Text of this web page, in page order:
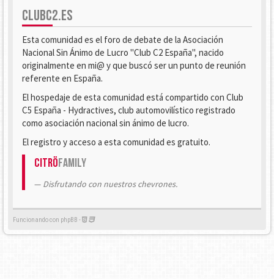
CLUBC2.ES
Esta comunidad es el foro de debate de la Asociación
Nacional Sin Ánimo de Lucro "Club C2 España", nacido
originalmente en mi@ y que buscó ser un punto de reunión
referente en España.
El hospedaje de esta comunidad está compartido con Club
C5 España - Hydractives, club automovilístico registrado
como asociación nacional sin ánimo de lucro.
El registro y acceso a esta comunidad es gratuito.
CitröFamily
Disfrutando con nuestros chevrones.
Funcionando con phpBB -